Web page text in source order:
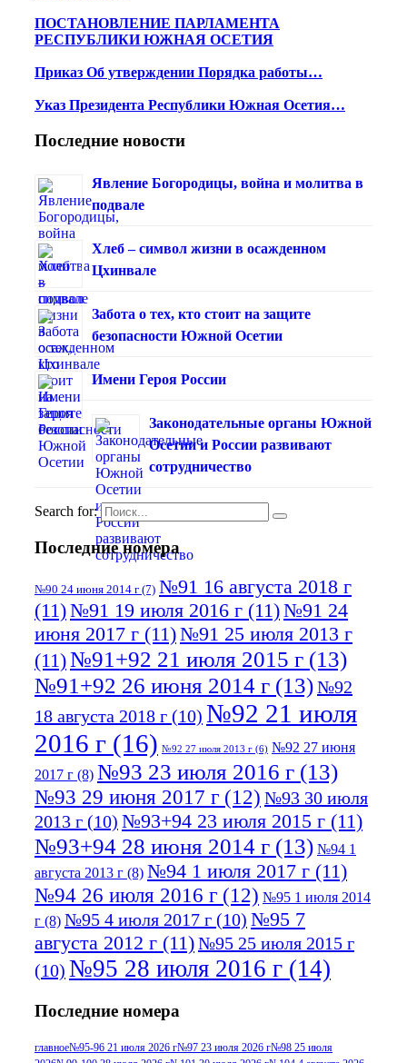
ПОСТАНОВЛЕНИЕ ПАРЛАМЕНТА
РЕСПУБЛИКИ ЮЖНАЯ ОСЕТИЯ
Приказ Об утверждении Порядка работы…
Указ Президента Республики Южная Осетия…
Последние новости
Явление Богородицы, война и молитва в
подвале
Хлеб – символ жизни в осажденном
Цхинвале
Забота о тех, кто стоит на защите
безопасности Южной Осетии
Имени Героя России
Законодательные органы Южной
Осетии и России развивают
сотрудничество
Search for:
Последние номера
№90 24 июня 2014 г (7) №91 16 августа 2018 г
(11)№91 19 июля 2016 г (11)№91 24
июня 2017 г (11)№91 25 июля 2013 г
(11)№91+92 21 июля 2015 г (13)
№91+92 26 июня 2014 г (13)№92
18 августа 2018 г (10) №92 21 июля
2016 г (16) №92 27 июля 2013 г (6) №92 27 июня
2017 г (8) №93 23 июля 2016 г (13)
№93 29 июня 2017 г (12) №93 30 июля
2013 г (10) №93+94 23 июля 2015 г (11)
№93+94 28 июня 2014 г (13) №94 1
августа 2013 г (8) №94 1 июля 2017 г (11)
№94 26 июля 2016 г (12) №95 1 июля 2014
г (8) №95 4 июля 2017 г (10) №95 7
августа 2012 г (11)№95 25 июля 2015 г
(10) №95 28 июля 2016 г (14)
июля 2017 г(11)№96 9 августа 2012
г(13) №96 28 июля 2015 г(9) №96+97 3
Последние номера
главное№95-96 21 июля 2026 г№97 23 июля 2026 г№98 25 июля